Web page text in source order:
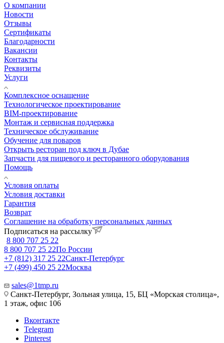
О компании
Новости
Отзывы
Сертификаты
Благодарности
Вакансии
Контакты
Реквизиты
Услуги
Комплексное оснащение
Технологическое проектирование
BIM-проектирование
Монтаж и сервисная поддержка
Техническое обслуживание
Обучение для поваров
Открыть ресторан под ключ в Дубае
Запчасти для пищевого и ресторанного оборудования
Помощь
Условия оплаты
Условия доставки
Гарантия
Возврат
Соглашение на обработку персональных данных
Подписаться на рассылку
8 800 707 25 22
8 800 707 25 22По России
+7 (812) 317 25 22Санкт-Петербург
+7 (499) 450 25 22Москва
sales@1tmp.ru
Санкт-Петербург, Зольная улица, 15, БЦ «Морская столица»,
1 этаж, офис 106
Вконтакте
Telegram
Pinterest